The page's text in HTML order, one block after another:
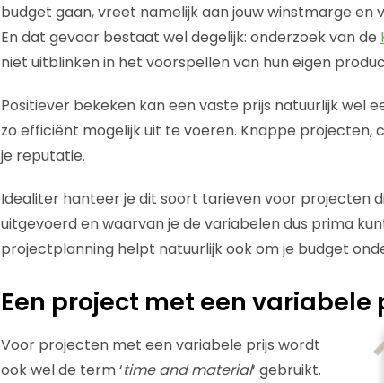
budget gaan, vreet namelijk aan jouw winstmarge en
En dat gevaar bestaat wel degelijk: onderzoek van de
niet uitblinken in het voorspellen van hun eigen
Positiever bekeken kan een vaste prijs natuurlijk wel
zo efficiënt mogelijk uit te voeren. Knappe projecten,
je reputatie.
Idealiter hanteer je dit soort tarieven voor projecten
uitgevoerd en waarvan je de variabelen dus prima
projectplanning helpt natuurlijk ook om je budget
Een project met een variabele
Voor projecten met een variabele prijs wordt
ook wel de term ‘time and material‘ gebruikt.